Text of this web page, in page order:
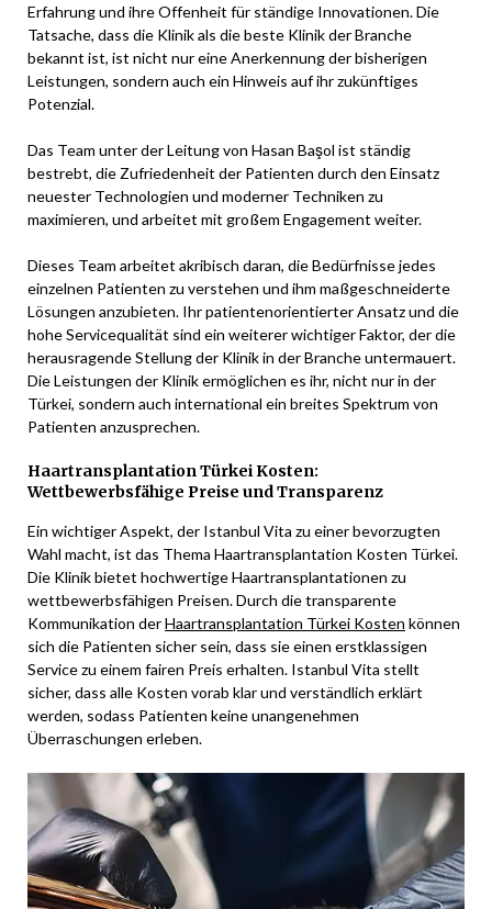
Erfahrung und ihre Offenheit für ständige Innovationen. Die
Tatsache, dass die Klinik als die beste Klinik der Branche
bekannt ist, ist nicht nur eine Anerkennung der bisherigen
Leistungen, sondern auch ein Hinweis auf ihr zukünftiges
Potenzial.
Das Team unter der Leitung von Hasan Başol ist ständig
bestrebt, die Zufriedenheit der Patienten durch den Einsatz
neuester Technologien und moderner Techniken zu
maximieren, und arbeitet mit großem Engagement weiter.
Dieses Team arbeitet akribisch daran, die Bedürfnisse jedes
einzelnen Patienten zu verstehen und ihm maßgeschneiderte
Lösungen anzubieten. Ihr patientenorientierter Ansatz und die
hohe Servicequalität sind ein weiterer wichtiger Faktor, der die
herausragende Stellung der Klinik in der Branche untermauert.
Die Leistungen der Klinik ermöglichen es ihr, nicht nur in der
Türkei, sondern auch international ein breites Spektrum von
Patienten anzusprechen.
Haartransplantation Türkei Kosten:
Wettbewerbsfähige Preise und Transparenz
Ein wichtiger Aspekt, der Istanbul Vita zu einer bevorzugten
Wahl macht, ist das Thema Haartransplantation Kosten Türkei.
Die Klinik bietet hochwertige Haartransplantationen zu
wettbewerbsfähigen Preisen. Durch die transparente
Kommunikation derHaartransplantation Türkei Kosten können
sich die Patienten sicher sein, dass sie einen erstklassigen
Service zu einem fairen Preis erhalten. Istanbul Vita stellt
sicher, dass alle Kosten vorab klar und verständlich erklärt
werden, sodass Patienten keine unangenehmen
Überraschungen erleben.